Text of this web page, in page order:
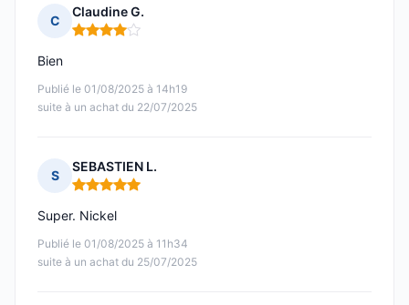
C
Claudine G.
Note : 4 sur 5
Publié le 01/08/2025 à 14h19
suite à un achat du 22/07/2025
Bien
S
SEBASTIEN L.
Note : 5 sur 5
Publié le 01/08/2025 à 11h34
suite à un achat du 25/07/2025
Super. Nickel